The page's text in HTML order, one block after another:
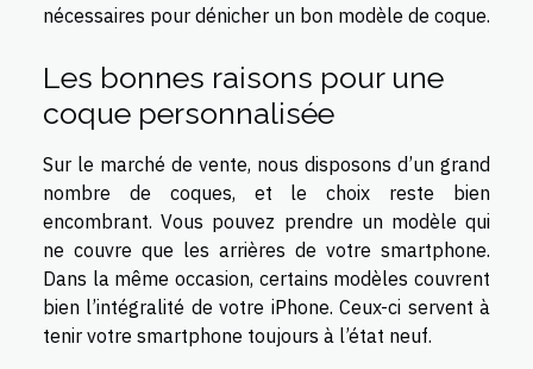
nécessaires pour dénicher un bon modèle de coque.
Les bonnes raisons pour une
coque personnalisée
Sur le marché de vente, nous disposons d’un grand
nombre de coques, et le choix reste bien
encombrant. Vous pouvez prendre un modèle qui
ne couvre que les arrières de votre smartphone.
Dans la même occasion, certains modèles couvrent
bien l’intégralité de votre iPhone. Ceux-ci servent à
tenir votre smartphone toujours à l’état neuf.